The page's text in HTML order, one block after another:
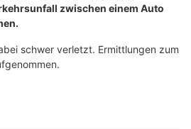
zwischen einem Auto
schwer verletzt. Ermittlungen zum